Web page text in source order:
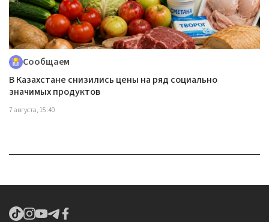
Сообщаем
В Казахстане снизились цены на ряд социально
значимых продуктов
7 августа, 15:40